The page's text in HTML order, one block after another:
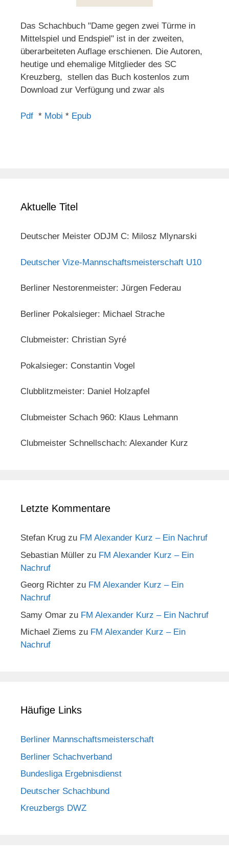
Das Schachbuch "Dame gegen zwei Türme in
Mittelspiel und Endspiel" ist in der zweiten,
überarbeiteten Auflage erschienen. Die Autoren,
heutige und ehemalige Mitglieder des SC
Kreuzberg, stellen das Buch kostenlos zum
Download zur Verfügung und zwar als
Pdf * Mobi * Epub
Aktuelle Titel
Deutscher Meister ODJM C: Milosz Mlynarski
Deutscher Vize-Mannschaftsmeisterschaft U10
Berliner Nestorenmeister: Jürgen Federau
Berliner Pokalsieger: Michael Strache
Clubmeister: Christian Syré
Pokalsieger: Constantin Vogel
Clubblitzmeister: Daniel Holzapfel
Clubmeister Schach 960: Klaus Lehmann
Clubmeister Schnellschach: Alexander Kurz
Letzte Kommentare
Stefan Krug zu FM Alexander Kurz – Ein Nachruf
Sebastian Müller zu FM Alexander Kurz – Ein
Nachruf
Georg Richter zu FM Alexander Kurz – Ein
Nachruf
Samy Omar zu FM Alexander Kurz – Ein Nachruf
Michael Ziems zu FM Alexander Kurz – Ein
Nachruf
Häufige Links
Berliner Mannschaftsmeisterschaft
Berliner Schachverband
Bundesliga Ergebnisdienst
Deutscher Schachbund
Kreuzbergs DWZ